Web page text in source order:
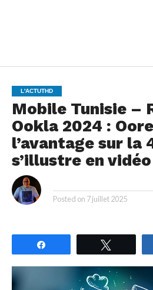
L'ACTUTHD
Mobile Tunisie –
Ookla 2024 :
l’avantage sur la
s’illustre en vidéo
Posted on 7 juillet 2025